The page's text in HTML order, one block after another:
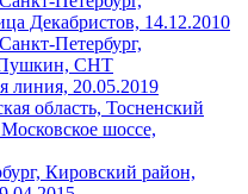
Декабристов, 14.12.2010
Санкт-Петербург,
Пушкин, СНТ
линия, 20.05.2019
область, Тосненский
шоссе,
Кировский район,